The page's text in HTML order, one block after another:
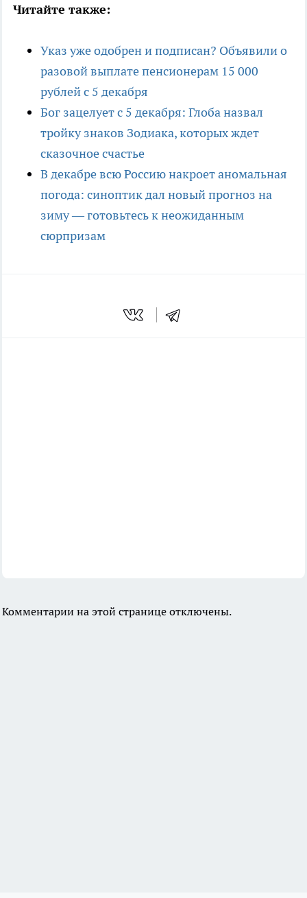
Читайте также:
Указ уже одобрен и подписан? Объявили о
разовой выплате пенсионерам 15 000
рублей с 5 декабря
Бог зацелует с 5 декабря: Глоба назвал
тройку знаков Зодиака, которых ждет
сказочное счастье
В декабре всю Россию накроет аномальная
погода: синоптик дал новый прогноз на
зиму — готовьтесь к неожиданным
сюрпризам
Комментарии на этой странице отключены.